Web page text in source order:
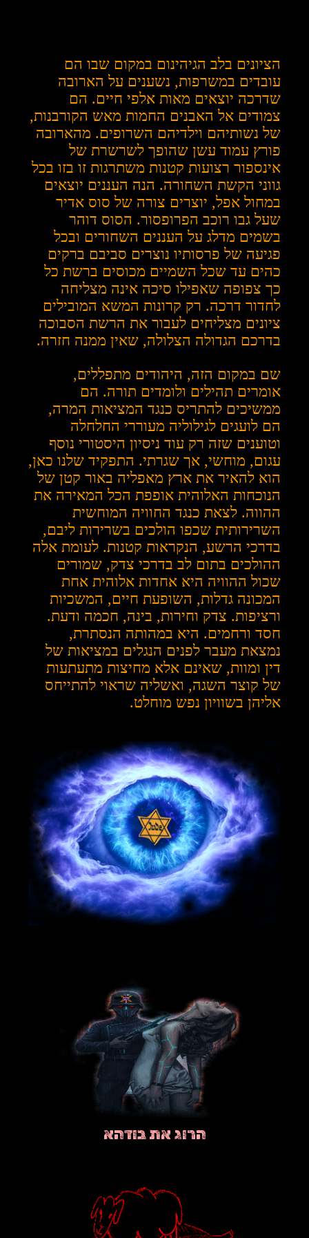
הציונים בלב הגיהינום במקום שבו הם
עובדים במשרפות, נשענים על הארובה
שדרכה יוצאים מאות אלפי חיים. הם
צמודים אל האבנים החמות מאש הקורבנות,
של נשותיהם וילדיהם השרופים. מהארובה
פורץ עמוד עשן שהופך לשרשרת של
אינספור רצועות קטנות משתרגות זו בזו בכל
גווני הקשת השחורה. הנה העננים יוצאים
במחול אפל, יוצרים צורה של סוס אדיר
שעל גבו רוכב הפרופסור. הסוס דוהר
בשמים מדלג על העננים השחורים ובכל
פגיעה של פרסותיו נוצרים סביבם ברקים
כהים עד שכל השמיים מכוסים ברשת כל
כך צפופה שאפילו סיכה אינה מצליחה
לחדור דרכה. רק קרונות המשא המובילים
ציונים מצליחים לעבור את הרשת הסבוכה
בדרכם הגדולה הצלולה, שאין ממנה חזרה.
שם במקום הזה, היהודים מתפללים,
אומרים תהילים ולומדים תורה. הם
ממשיכים להתריס כנגד המציאות המרה,
הם לועגים לגילוליה מעוררי החלחלה
וטוענים שזה רק עוד ניסיון היסטורי נוסף
עגום, מוחשי, אך שגרתי. התפקיד שלנו כאן,
הוא להאיר את ארץ מאפליה באור קטן של
הנוכחות האלוהית אופפת הכל המאירה את
ההווה. לצאת כנגד החוויה המוחשית
השרירותית שכפו הולכים בשרירות ליבם,
בדרכי הרשע, הנקראות קטנות. לעומת אלה
ההולכים בתום לב בדרכי צדק, שמורים
שכול ההוויה היא אחדות אלוהית אחת
המכונה גדלות, השופעת חיים, המשכיות
ורציפות. צדק וחירות, בינה, חכמה ודעת.
חסד ורחמים. היא במהותה הנסתרת,
נמצאת מעבר לפנים הנגלים במציאות של
דין ומוות, שאינם אלא מחיצות מתעתעות
של קוצר השגה, ואשליה שראוי להתייחס
אליהן בשוויון נפש מוחלט.
הרוג את בודהא